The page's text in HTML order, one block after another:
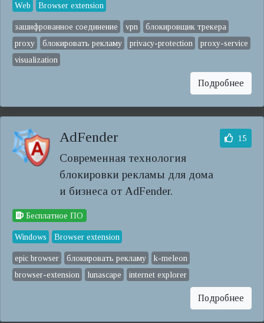
Web Browser extension
зашифрованное соединение vpn
блокировщик трекера
proxy
блокировать рекламу privacy-protection
proxy-service
visualization
Подробнее
AdFender
Современная технология
блокировки рекламы для дома
и бизнеса от AdFender.
15
Бесплатное ПО
Windows Browser extension
epic browser блокировать рекламу
k-meleon
browser-extension
lunascape internet explorer
Подробнее